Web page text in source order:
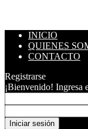
INICIO
QUIENES
CONTACTO
Registrarse
¡Bienvenido! Ingresa